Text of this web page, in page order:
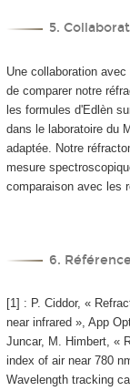
5.
Une collaboration
de comparer notre
les formules d'Edlèn
dans le laboratoire du
adaptée. Notre
mesure
comparaison avec les
6.
[1] : P. Ciddor, «
near infrared », App
Juncar, M. Himbert, «
index of air near 780
Wavelength tracking